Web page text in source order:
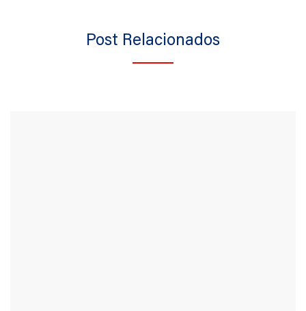
Post Relacionados